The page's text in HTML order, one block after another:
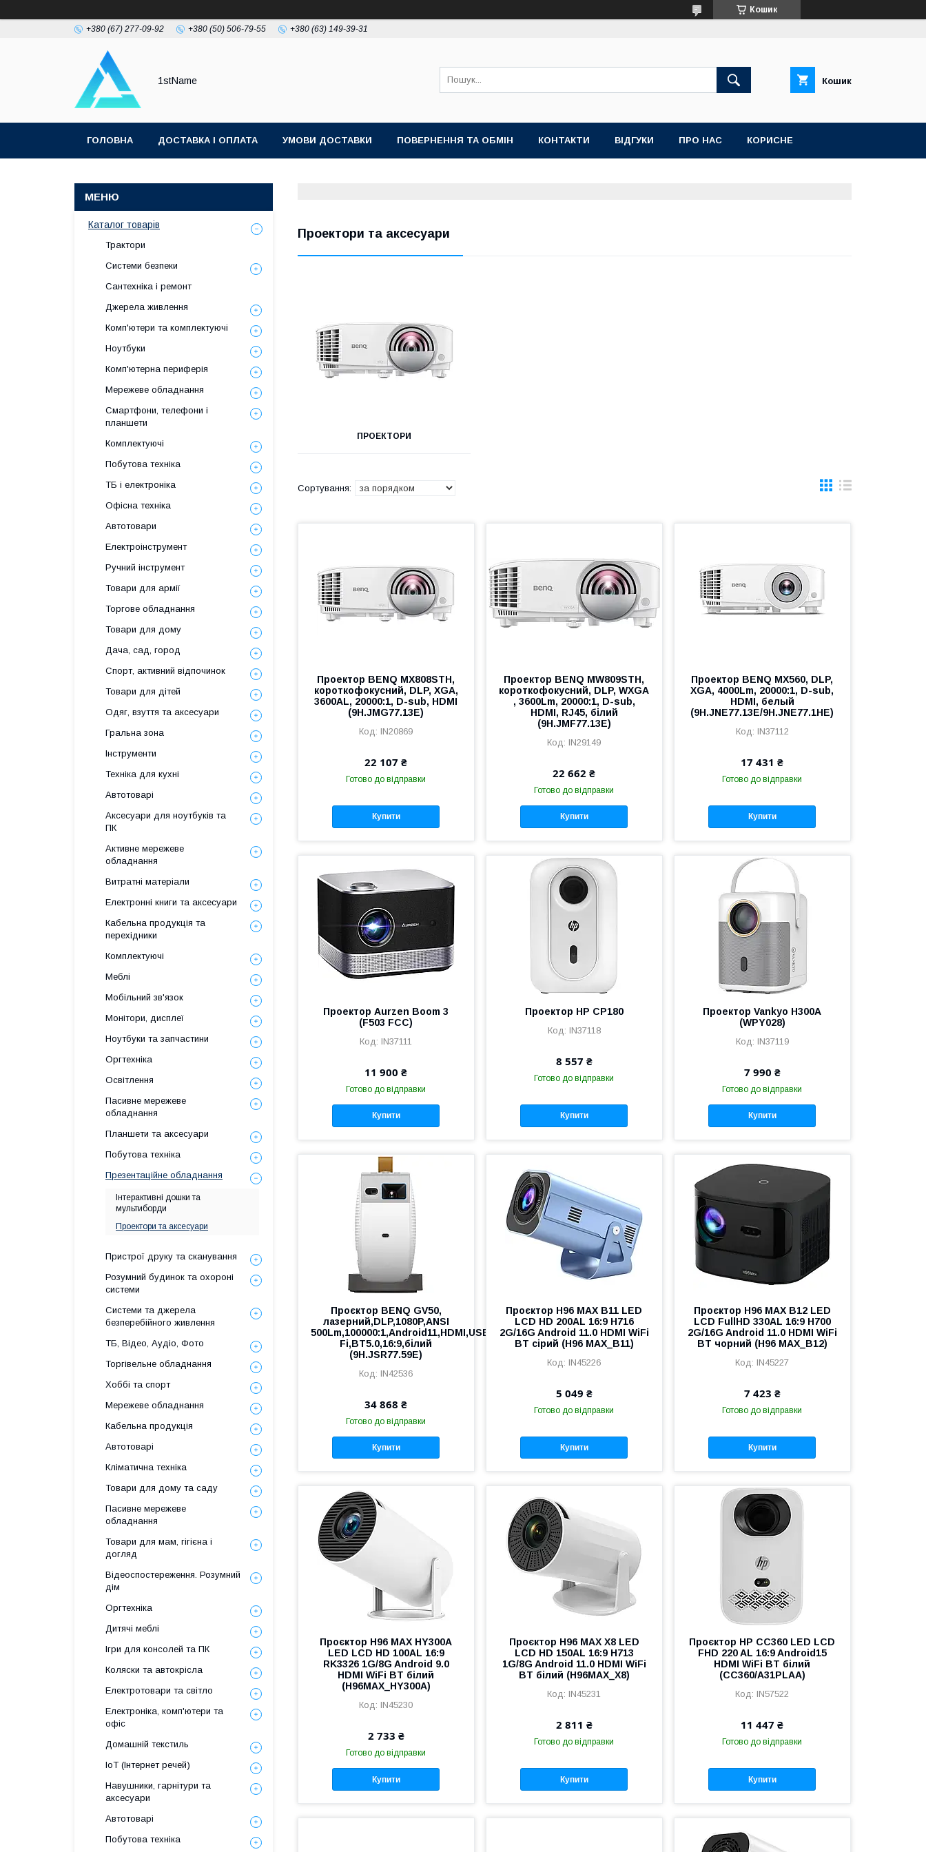
Кошик
+380 (67) 277-09-92 +380 (50) 506-79-55 +380 (63) 149-39-31
1stName Кошик
ГОЛОВНА ДОСТАВКА І ОПЛАТА УМОВИ ДОСТАВКИ ПОВЕРНЕННЯ ТА ОБМІН КОНТАКТИ ВІДГУКИ ПРО НАС КОРИСНЕ
Проектори та аксесуари
ПРОЕКТОРИ
Проектор BENQ MX808STH,
короткофокусний, DLP, XGA,
3600AL, 20000:1, D-sub, HDMI
(9H.JMG77.13E)
IN20869
22 107 ₴
Готово до відправки
Купити
Проектор BENQ MW809STH,
короткофокусний, DLP, WXGA
, 3600Lm, 20000:1, D-sub,
HDMI, RJ45, білий
(9H.JMF77.13E)
IN29149
22 662 ₴
Готово до відправки
Купити
Проектор BENQ MX560, DLP,
XGA, 4000Lm, 20000:1, D-sub,
HDMI, белый
(9H.JNE77.13E/9H.JNE77.1HE)
IN37112
17 431 ₴
Готово до відправки
Купити
Проектор Aurzen Boom 3
(F503 FCC)
IN37111
11 900 ₴
Готово до відправки
Купити
Проектор HP CP180
IN37118
8 557 ₴
Готово до відправки
Купити
Проектор Vankyo H300A
(WPY028)
IN37119
7 990 ₴
Готово до відправки
Купити
Проєктор BENQ GV50,
лазерний,DLP,1080P,ANSI
500Lm,100000:1,Android11,HDMI,USB,Wi-
Fi,BT5.0,16:9,білий
(9H.JSR77.59E)
IN42536
34 868 ₴
Готово до відправки
Купити
Проєктор H96 MAX B11 LED
LCD HD 200AL 16:9 H716
2G/16G Android 11.0 HDMI WiFi
BT сірий (H96 MAX_B11)
IN45226
5 049 ₴
Готово до відправки
Купити
Проєктор H96 MAX B12 LED
LCD FullHD 330AL 16:9 H700
2G/16G Android 11.0 HDMI WiFi
BT чорний (H96 MAX_B12)
IN45227
7 423 ₴
Готово до відправки
Купити
Проєктор H96 MAX HY300A
LED LCD HD 100AL 16:9
RK3326 1G/8G Android 9.0
HDMI WiFi BT білий
(H96MAX_HY300A)
IN45230
2 733 ₴
Готово до відправки
Купити
Проєктор H96 MAX X8 LED
LCD HD 150AL 16:9 H713
1G/8G Android 11.0 HDMI WiFi
BT білий (H96MAX_X8)
IN45231
2 811 ₴
Готово до відправки
Купити
Проєктор HP CC360 LED LCD
FHD 220 AL 16:9 Android15
HDMI WiFi BT білий
(CC360/A31PLAA)
IN57522
11 447 ₴
Готово до відправки
Купити
Каталог товарів
Трактори
Системи безпеки
Сантехніка і ремонт
Джерела живлення
Комп'ютери та комплектуючі
Ноутбуки
Комп'ютерна периферія
Мережеве обладнання
Смартфони, телефони і
планшети
Комплектуючі
Побутова техніка
ТБ і електроніка
Офісна техніка
Автотовари
Електроінструмент
Ручний інструмент
Товари для армії
Торгове обладнання
Товари для дому
Дача, сад, город
Спорт, активний відпочинок
Товари для дітей
Одяг, взуття та аксесуари
Гральна зона
Інструменти
Техніка для кухні
Автотоварі
Аксесуари для ноутбуків та
ПК
Активне мережеве
обладнання
Витратні матеріали
Електронні книги та аксесуари
Кабельна продукція та
перехідники
Комплектуючі
Меблі
Мобільний зв'язок
Монітори, дисплеї
Ноутбуки та запчастини
Оргтехніка
Освітлення
Пасивне мережеве
обладнання
Планшети та аксесуари
Побутова техніка
Презентаційне обладнання
Інтерактивні дошки та
мультиборди
Проектори та аксесуари
Пристрої друку та сканування
Розумний будинок та охороні
системи
Системи та джерела
безперебійного живлення
ТБ, Відео, Аудіо, Фото
Торгівельне обладнання
Хоббі та спорт
Мережеве обладнання
Кабельна продукція
Автотоварі
Кліматична техніка
Товари для дому та саду
Пасивне мережеве
обладнання
Товари для мам, гігієна і
догляд
Відеоспостереження. Розумний
дім
Оргтехніка
Дитячі меблі
Ігри для консолей та ПК
Коляски та автокрісла
Електротовари та світло
Електроніка, комп'ютери та
офіс
Домашній текстиль
IoT (Інтернет речей)
Навушники, гарнітури та
аксесуари
Автотоварі
Побутова техніка